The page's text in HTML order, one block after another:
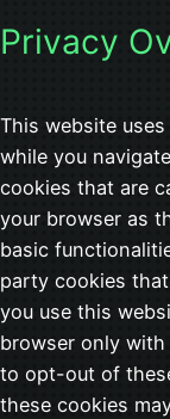
Privacy
This website
while you
cookies that are
your browser as
basic
party cookies
you use this
browser only
to opt-out of
these cookies